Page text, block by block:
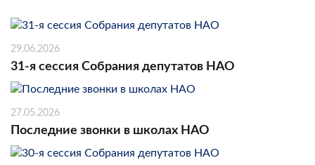
29.06.2026
31-я сессия Собрания депутатов НАО
27.05.2026
Последние звонки в школах НАО